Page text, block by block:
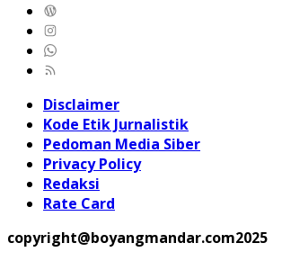
Disclaimer
Kode Etik Jurnalistik
Pedoman Media Siber
Privacy Policy
Redaksi
Rate Card
copyright@boyangmandar.com2025